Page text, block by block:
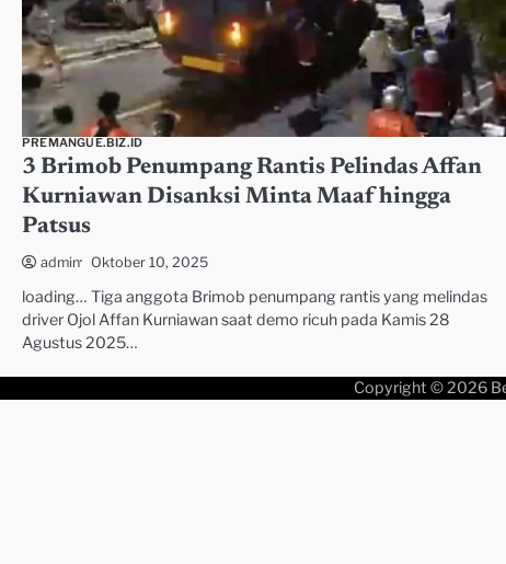
PREMANGUE.BIZ.ID
3 Brimob Penumpang Rantis Pelindas Affan
Kurniawan Disanksi Minta Maaf hingga
Patsus
admin Oktober 10, 2025
loading… Tiga anggota Brimob penumpang rantis yang melindas
driver Ojol Affan Kurniawan saat demo ricuh pada Kamis 28
Agustus 2025…
Copyright © 2026